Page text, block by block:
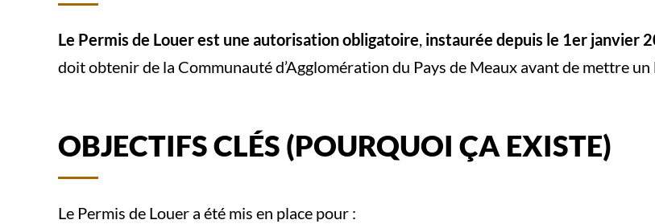
Le Permis de Louer est une autorisation obligatoire, instaurée depuis le 1er janvier
doit obtenir de la Communauté d’Agglomération du Pays de Meaux avant de mettre
OBJECTIFS CLÉS (POURQUOI ÇA EXISTE)
Le Permis de Louer a été mis en place pour :